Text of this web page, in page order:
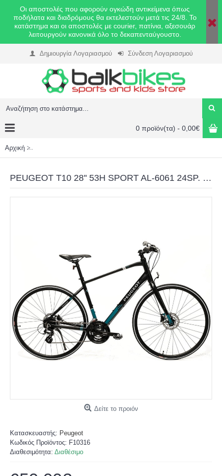
Οι αποστολές που αφορούν ογκώδη αντικείμενα όπως
ποδήλατα και διαδρόμους θα εκτελεστούν μετά τις 24/8. Το
κατάστημα και οι αποστολές με courier, πατίνια, αξεσουάρ
λειτουργούν κανονικά όλο το δεκαπενταύγουστο.
Δημιουργία Λογαριασμού Σύνδεση Λογαριασμού
0 προϊόν(τα) - 0,00€
Αρχική
PEUGEOT T10 28'' 53H SPORT AL-6061 24SP. HD ALTUS BLACK-AQUA
Δείτε το προιόν
Κατασκευαστής: Peugeot
Κωδικός Προϊόντος: F10316
Διαθεσιμότητα: Διαθέσιμο